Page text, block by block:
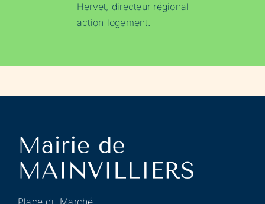
Hervet, directeur régional
action logement.
Place du Marché